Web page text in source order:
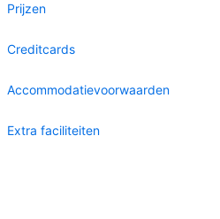
Prijzen
Creditcards
Accommodatievoorwaarden
Extra faciliteiten